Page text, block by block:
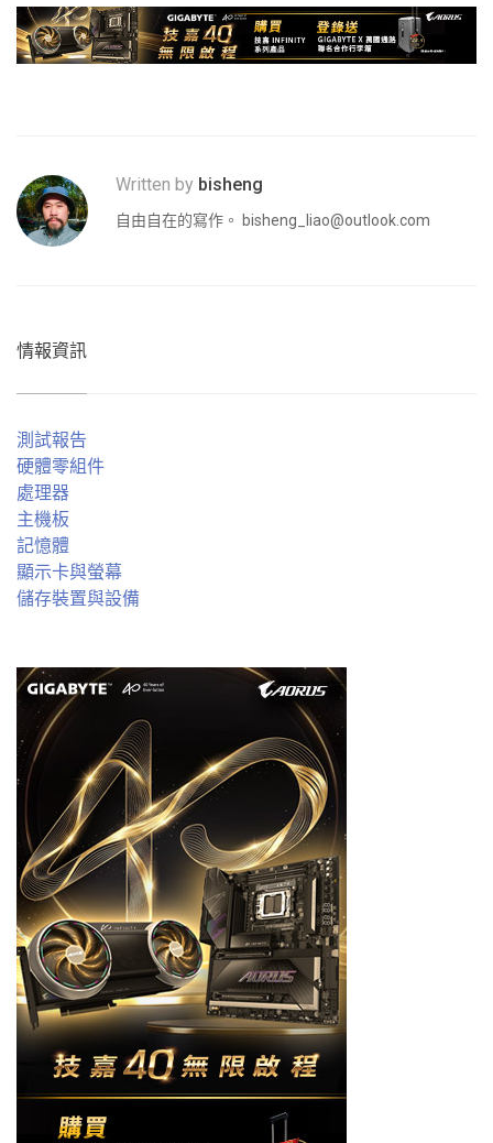
Written by bisheng
自由自在的寫作。 bisheng_liao@outlook.com
情報資訊
測試報告
硬體零組件
處理器
主機板
記憶體
顯示卡與螢幕
儲存裝置與設備